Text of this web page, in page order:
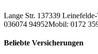
Lange Str. 137339
036074 94952Mobil: 0172
Beliebte Versicherungen